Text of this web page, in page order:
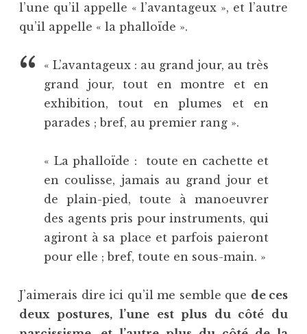
l’une qu’il appelle « l’avantageux », et l’autre
qu’il appelle « la phalloïde ».
« L’avantageux : au grand jour, au très
grand jour, tout en montre et en
exhibition, tout en plumes et en
parades ; bref, au premier rang ».
« La phalloïde : toute en cachette et
en coulisse, jamais au grand jour et
de plain-pied, toute à manoeuvrer
des agents pris pour instruments, qui
agiront à sa place et parfois paieront
pour elle ; bref, toute en sous-main. »
J’aimerais dire ici qu’il me semble que de ces
deux postures, l’une est plus du côté du